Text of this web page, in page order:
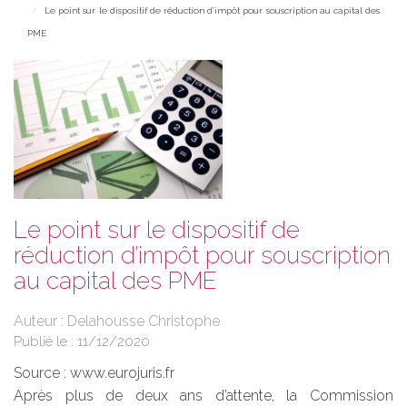
Le point sur le dispositif de réduction d’impôt pour souscription au capital des
PME
Le point sur le dispositif de
réduction d’impôt pour souscription
au capital des PME
Auteur : Delahousse Christophe
Publié le : 11/12/2020
Source : www.eurojuris.fr
Après plus de deux ans d’attente, la Commission